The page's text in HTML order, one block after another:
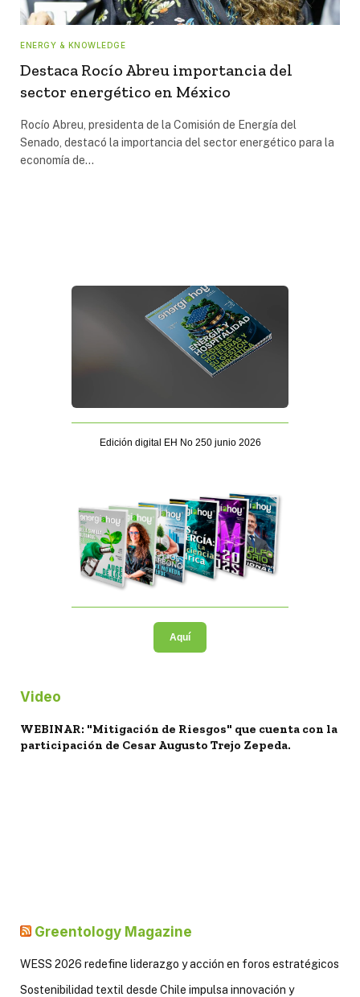
ENERGY & KNOWLEDGE
Destaca Rocío Abreu importancia del
sector energético en México
Rocío Abreu, presidenta de la Comisión de Energía del
Senado, destacó la importancia del sector energético para la
economía de…
Edición digital EH No 250 junio 2026
Aquí
Video
WEBINAR: "Mitigación de Riesgos" que cuenta con la
participación de Cesar Augusto Trejo Zepeda.
Greentology Magazine
WESS 2026 redefine liderazgo y acción en foros estratégicos
Sostenibilidad textil desde Chile impulsa innovación y